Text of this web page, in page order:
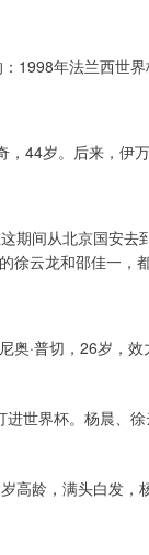
1998年法兰西世
44岁。后来，伊
期间从北京国安
云龙和邵佳一，
奥·普切，26岁，
世界杯。杨晨、
高龄，满头白发